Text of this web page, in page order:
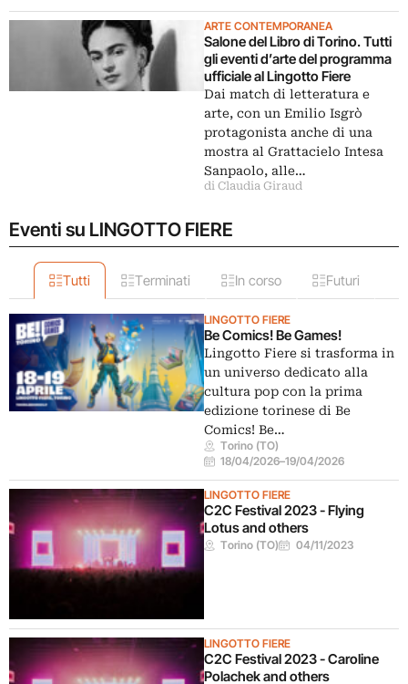
ARTE CONTEMPORANEA
Salone del Libro di Torino. Tutti
gli eventi d’arte del programma
ufficiale al Lingotto Fiere
Dai match di letteratura e
arte, con un Emilio Isgrò
protagonista anche di una
mostra al Grattacielo Intesa
Sanpaolo, alle…
di Claudia Giraud
Eventi su LINGOTTO FIERE
Tutti Terminati In corso Futuri
LINGOTTO FIERE
Be Comics! Be Games!
Lingotto Fiere si trasforma in
un universo dedicato alla
cultura pop con la prima
edizione torinese di Be
Comics! Be…
Torino (TO)
18/04/2026–19/04/2026
LINGOTTO FIERE
C2C Festival 2023 - Flying
Lotus and others
Torino (TO) 04/11/2023
LINGOTTO FIERE
C2C Festival 2023 - Caroline
Polachek and others